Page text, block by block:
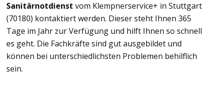
Sanitärnotdienst vom Klempnerservice+ in Stuttgart
(70180) kontaktiert werden. Dieser steht Ihnen 365
Tage im Jahr zur Verfügung und hilft Ihnen so schnell
es geht. Die Fachkräfte sind gut ausgebildet und
können bei unterschiedlichsten Problemen behilflich
sein.